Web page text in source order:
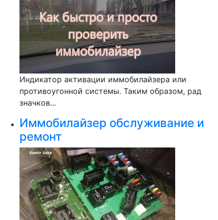
Индикатор активации иммобилайзера или
противоугонной системы. Таким образом, рад
значков...
Иммобилайзер обслуживание и
ремонт